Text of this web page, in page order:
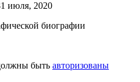
июля, 2020
биографии
быть авторизованы